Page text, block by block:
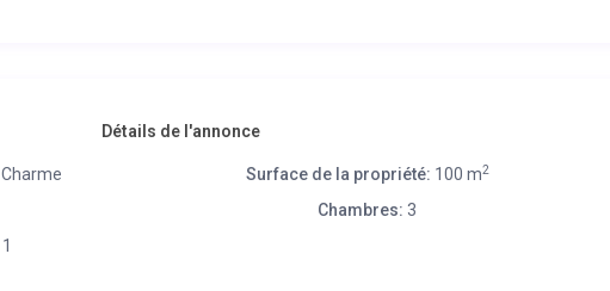
Détails de l'annonce
Charme Surface de la propriété: 100 m2
Chambres: 3
1